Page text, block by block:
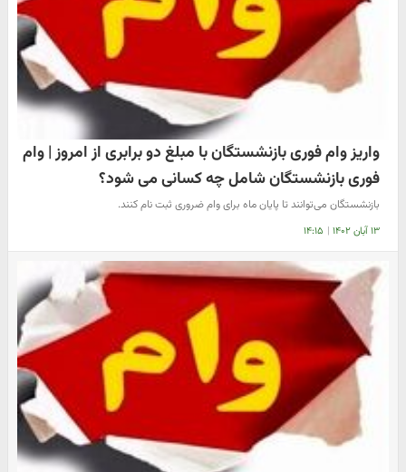
واریز وام فوری بازنشستگان با مبلغ دو برابری از امروز | وام
فوری بازنشستگان شامل چه کسانی می شود؟
بازنشستگان می‌توانند تا پایان ماه برای وام ضروری ثبت نام کنند.
۱۳ آبان ۱۴۰۲ | ۱۴:۱۵